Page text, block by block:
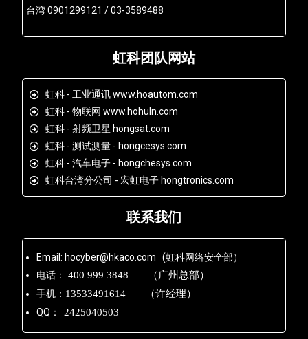
台湾 0901299121 / 03-3589488
虹科团队网站
虹科 - 工业通讯 www.hoautom.com
虹科 - 物联网 www.hohuln.com
虹科 - 射频卫星 hongsat.com
虹科 - 测试测量 - hongcesys.com
虹科 - 汽车电子 - hongchesys.com
虹科台湾分公司 - 宏虹电子 hongtronics.com
联系我们
Email: hocyber@hkaco.com (虹科网络安全部）
电话：
400 999 3848 （广州总部）
手机： 13533491614 （许经理）
QQ：2425040503